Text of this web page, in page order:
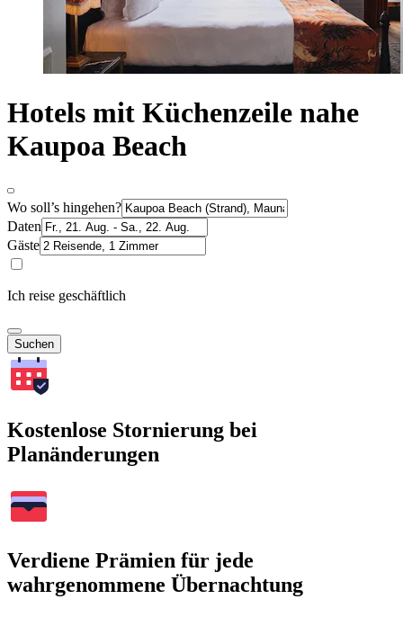
Hotels mit Küchenzeile nahe
Kaupoa Beach
Wo soll’s hingehen?
Daten
Gäste
Ich reise geschäftlich
Suchen
Kostenlose Stornierung bei
Planänderungen
Verdiene Prämien für jede
wahrgenommene Übernachtung